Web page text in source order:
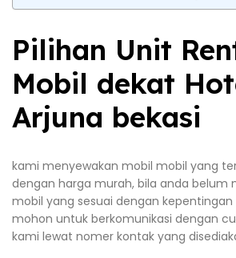
Pilihan Unit
Mobil dekat
Arjuna bekasi
kami menyewakan mobil mobil yang
dengan harga murah, bila anda belum
mobil yang sesuai dengan
mohon untuk berkomunikasi dengan
kami lewat nomer kontak yang